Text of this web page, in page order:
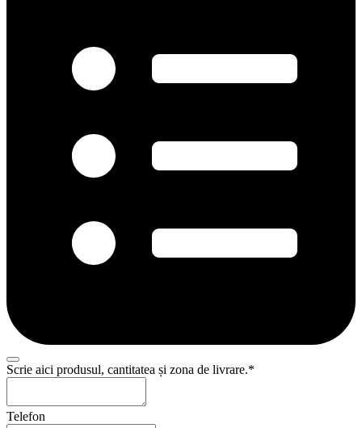
Business
Scrie aici produsul, cantitatea și zona de livrare.*
Telefon